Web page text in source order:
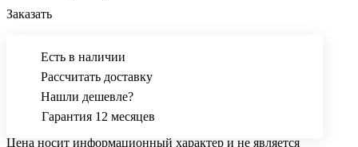
Заказать
Есть в наличии
Рассчитать доставку
Нашли дешевле?
Гарантия 12 месяцев
Цена носит информационный характер и не является